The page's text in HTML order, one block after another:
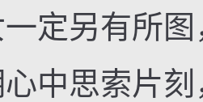
另有所图
心中思索片